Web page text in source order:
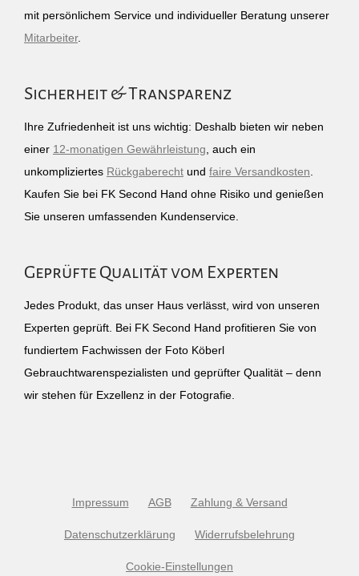
mit persönlichem Service und individueller Beratung unserer
Mitarbeiter.
Sicherheit & Transparenz
Ihre Zufriedenheit ist uns wichtig: Deshalb bieten wir neben
einer 12-monatigen Gewährleistung , auch ein
unkompliziertes Rückgaberecht und faire Versandkosten
Kaufen Sie bei FK Second Hand ohne Risiko und genießen
Sie unseren umfassenden Kundenservice.
Geprüfte Qualität vom Experten
Jedes Produkt, das unser Haus verlässt, wird von unseren
Experten geprüft. Bei FK Second Hand profitieren Sie von
fundiertem Fachwissen der Foto Köberl
Gebrauchtwarenspezialisten und geprüfter Qualität – denn
wir stehen für Exzellenz in der Fotografie.
Impressum AGB Zahlung & Versand
Datenschutzerklärung Widerrufsbelehrung
Cookie-Einstellungen